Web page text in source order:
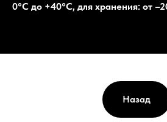
0°C до +40°C, для хранения: от
Назад